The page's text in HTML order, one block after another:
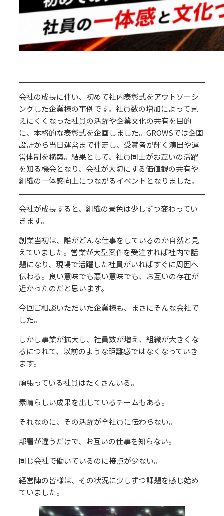
会社の成長に伴い、初めて社内表彰式をアウトソーシ
ングした企業様の事例です。社員数の増加によって見
えにくくなった社員の活躍や企業文化の共有を目的
に、本格的な表彰式を企画しました。GROWSでは企画
設計から当日運営まで伴走し、受賞者が輝く演出や運
営体制を構築。結果として、社員同士がお互いの活躍
を知る機会となり、会社が大切にする価値観の共有や
組織の一体感向上につながるイベントとなりました。
会社が成長すると、組織の景色は少しずつ変わってい
きます。
創業当初は、誰がどんな仕事をしているのか自然と見
えていました。営業が大型案件を受注すれば社内で話
題になり、現場で活躍した社員がいればすぐに周囲へ
伝わる。良い意味でも悪い意味でも、お互いの存在が
近かったのだと思います。
今回ご相談いただいた企業様も、まさにそんな会社で
した。
しかし事業が拡大し、社員数が増え、組織が大きくな
るにつれて、以前のような距離感ではなくなっていき
ます。
頑張っている社員はたくさんいる。
素晴らしい成果を出しているチームもある。
それなのに、その活躍が全社員に伝わらない。
部署が違うだけで、お互いの仕事を知らない。
同じ会社で働いているのに接点が少ない。
経営陣の皆様は、その状況に少しずつ課題を感じ始め
ていました。